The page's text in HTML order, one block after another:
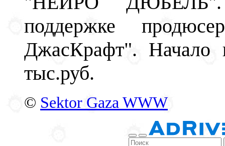
поддержке
ДжасКрафт". Начало
тыс.руб.
© Sektor Gaza WWW